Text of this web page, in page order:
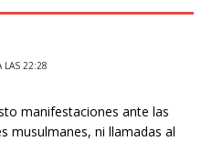
LAS 22:28
manifestaciones ante las
musulmanes, ni llamadas al